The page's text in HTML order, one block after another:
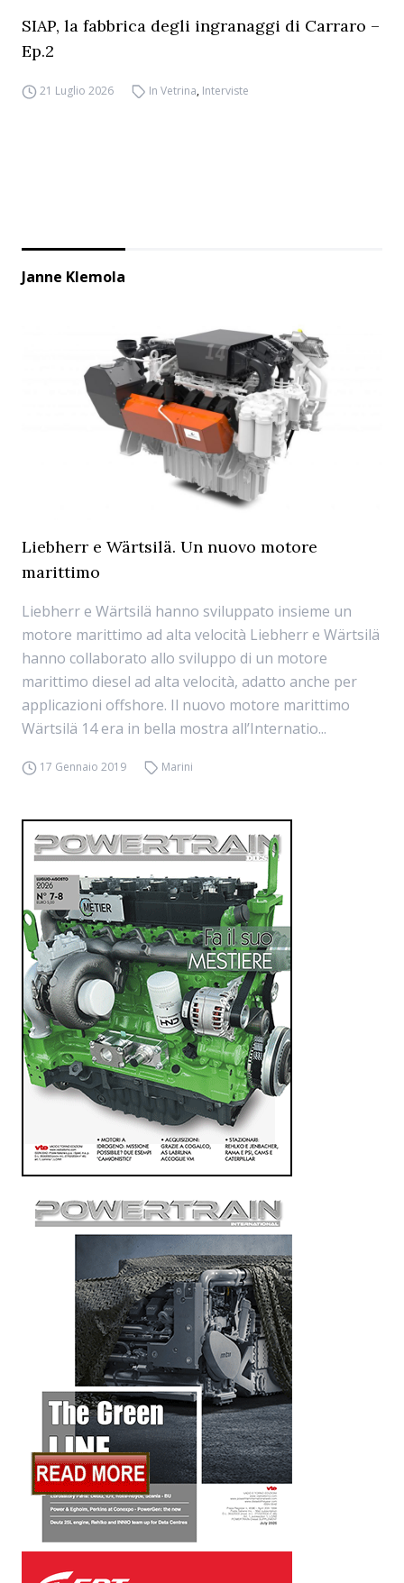
SIAP, la fabbrica degli ingranaggi di Carraro –
Ep.2
21 Luglio 2026 In Vetrina, Interviste
Janne Klemola
Liebherr e Wärtsilä. Un nuovo motore
marittimo
Liebherr e Wärtsilä hanno sviluppato insieme un
motore marittimo ad alta velocità Liebherr e Wärtsilä
hanno collaborato allo sviluppo di un motore
marittimo diesel ad alta velocità, adatto anche per
applicazioni offshore. Il nuovo motore marittimo
Wärtsilä 14 era in bella mostra all’Internatio...
17 Gennaio 2019 Marini